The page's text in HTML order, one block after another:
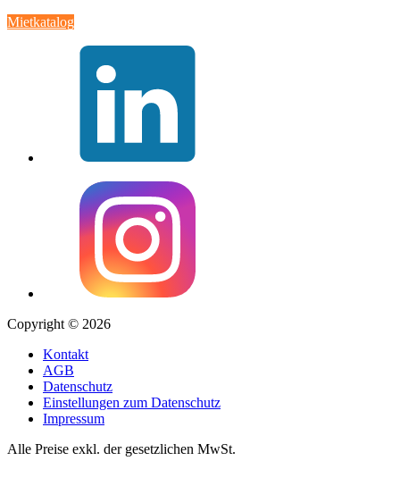
Mietkatalog
Copyright © 2026
Kontakt
AGB
Datenschutz
Einstellungen zum Datenschutz
Impressum
Alle Preise exkl. der gesetzlichen MwSt.